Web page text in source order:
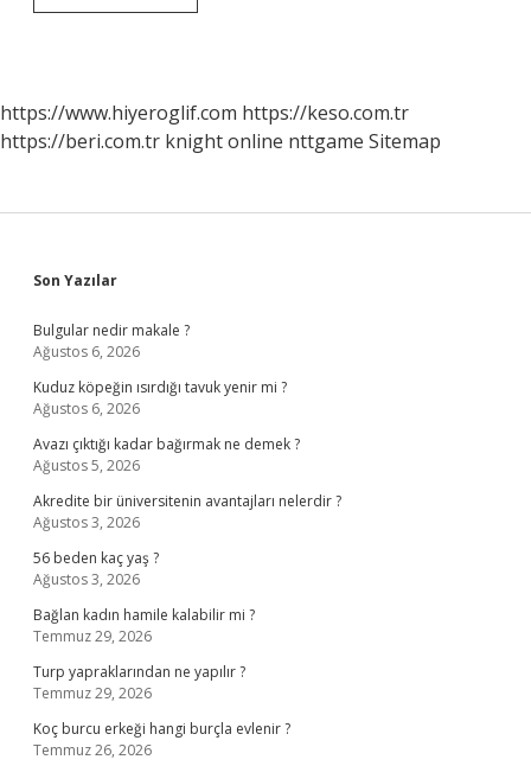
Ilk
https://www.hiyeroglif.com https://keso.com.tr
https://beri.com.tr knight online nttgame Sitemap
Sidebar
Son Yazılar
Bulgular nedir makale ?
Ağustos 6, 2026
Kuduz köpeğin ısırdığı tavuk yenir mi ?
Ağustos 6, 2026
Avazı çıktığı kadar bağırmak ne demek ?
Ağustos 5, 2026
Akredite bir üniversitenin avantajları nelerdir ?
Ağustos 3, 2026
56 beden kaç yaş ?
Ağustos 3, 2026
Bağlan kadın hamile kalabilir mi ?
Temmuz 29, 2026
Turp yapraklarından ne yapılır ?
Temmuz 29, 2026
Koç burcu erkeği hangi burçla evlenir ?
Temmuz 26, 2026